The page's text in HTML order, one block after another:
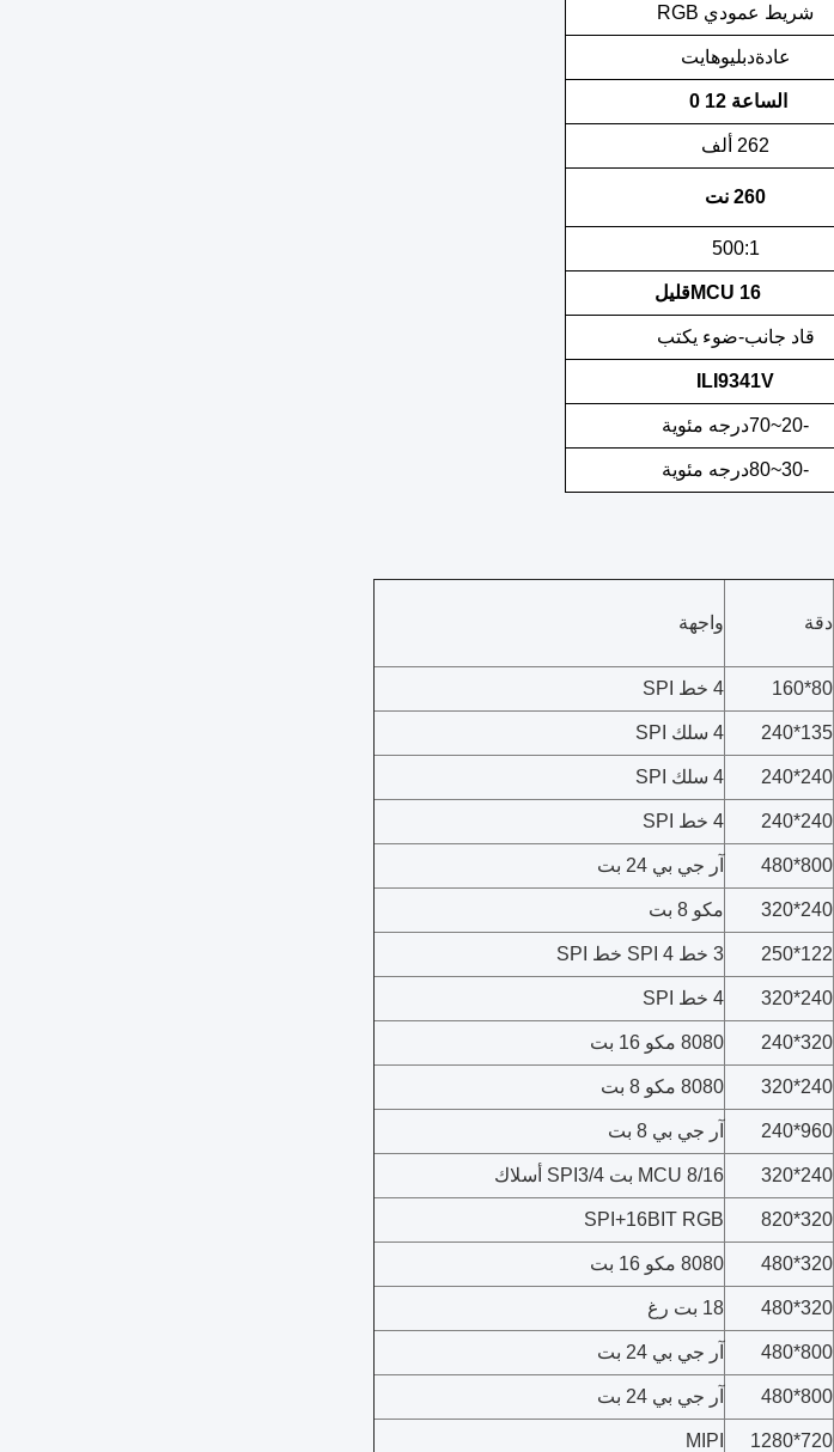
شريط عمودي RGB
عادةدبليوهايت
الساعة 12 0
262 ألف
260 نت
500:1
MCU 16 قليل
قاد جانب-ضوء يكتب
ILI9341V
-
20~
70 درجه مئوية
-
30
~
80درجه مئوية
دقة واجهة
80*160 4 خط SPI
135*240 4 سلك SPI
240*240 4 سلك SPI
240*240 4 خط SPI
800*480 آر جي بي 24 بت
240*320 مكو 8 بت
122*250 3 خط SPI 4 خط SPI
240*320 4 خط SPI
320*240 8080 مكو 16 بت
240*320 8080 مكو 8 بت
960*240 آر جي بي 8 بت
240*320 MCU 8/16 بت SPI3/4 أسلاك
320*820
SPI+16BIT RGB
320*480 8080 مكو 16 بت
320*480 18 بت رغ
800*480 آر جي بي 24 بت
800*480 آر جي بي 24 بت
720*1280
MIPI